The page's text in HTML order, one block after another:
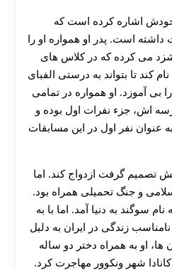
خودش اشاره کرده است که
است. پدر او همواره او را
می کرده که در کلاس های
کند تا بتواند به درستی الفبای
بی آموزد. او همواره در تمامی
اش، جزء نفرات اول بوده و
عنوان نفر اول در این مسابقات
تصمیم گرفت ازدواج کند. اما
و جنگ تحمیلی همراه بود.
دخترش به نام سوگند به دنیا آمد. اما با به
زندگی در ایران به دلیل
او به همراه دختر دو ساله
به کشور کانادا شهر ونکوور مهاجرت کرد.